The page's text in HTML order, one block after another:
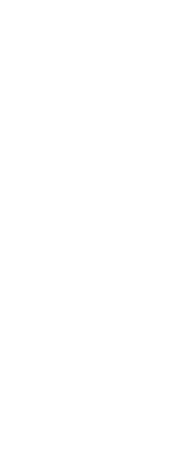
WA)banner buku yasin
undangan